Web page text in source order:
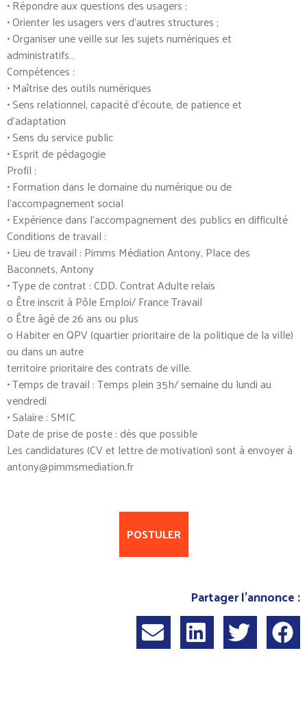
• Répondre aux questions des usagers ;
• Orienter les usagers vers d’autres structures ;
• Organiser une veille sur les sujets numériques et
administratifs…
Compétences :
• Maîtrise des outils numériques
• Sens relationnel, capacité d’écoute, de patience et
d’adaptation
• Sens du service public
• Esprit de pédagogie
Profil :
• Formation dans le domaine du numérique ou de
l’accompagnement social
• Expérience dans l’accompagnement des publics en difficulté
Conditions de travail :
• Lieu de travail : Pimms Médiation Antony, Place des
Baconnets, Antony
• Type de contrat : CDD. Contrat Adulte relais
o Être inscrit à Pôle Emploi/ France Travail
o Être âgé de 26 ans ou plus
o Habiter en QPV (quartier prioritaire de la politique de la ville)
ou dans un autre
territoire prioritaire des contrats de ville.
• Temps de travail : Temps plein 35h/ semaine du lundi au
vendredi
• Salaire : SMIC
Date de prise de poste : dès que possible
Les candidatures (CV et lettre de motivation) sont à envoyer à
antony@pimmsmediation.fr
POSTULER
Partager l'annonce :